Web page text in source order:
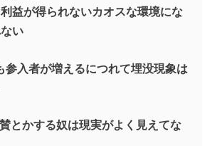
益が得られないカオスな環境にな
い
参入者が増えるにつれて埋没現象は
とかする奴は現実がよく見えてな